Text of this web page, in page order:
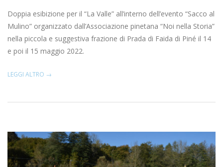
05-
15
Doppia esibizione per il “La Valle” all’interno dell’evento “Sacco al
Mulino” organizzato dall’Associazione pinetana “Noi nella Storia”
nella piccola e suggestiva frazione di Prada di Faida di Piné il 14
e poi il 15 maggio 2022.
LEGGI ALTRO →